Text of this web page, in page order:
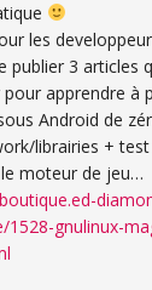
les
publier 3 articles
pour apprendre à
Android de
librairies +
moteur de jeu…
1528-gnulinux-